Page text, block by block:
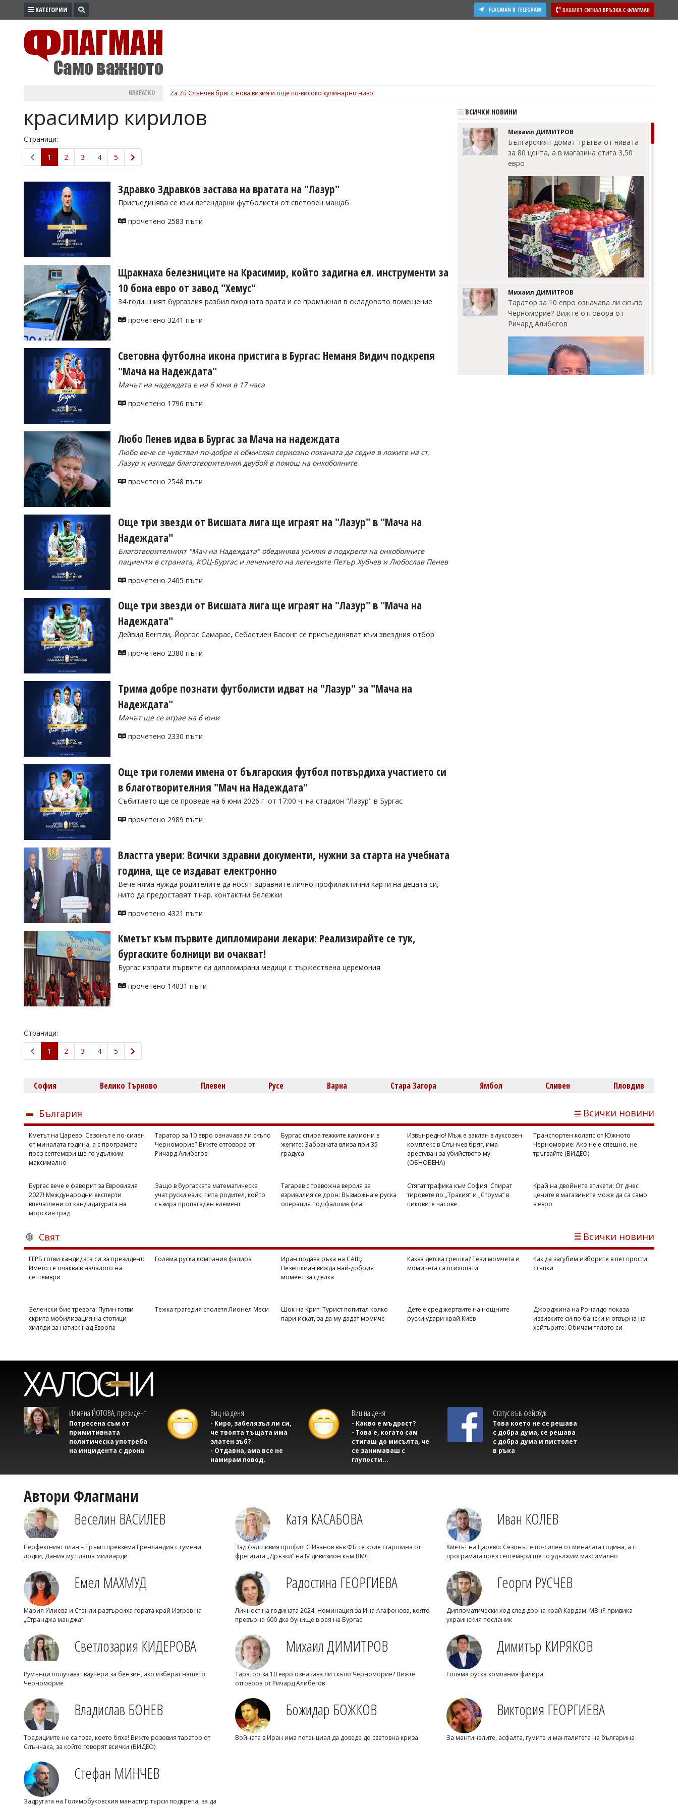
ПРОМО
ЗДРАВЕ
ПОЛИТИКА
ОБЩИНИ
ОБЩЕСТВО
ЛАЙФСТАЙЛ
РАЗСЛЕДВАНЕ
Управители:
Веселин
Василев,
v.vasilev@flagman.bg
k.kassabova@flagman.bg
Колев,
office@flagman.bg
Коментарите
статиите
въвеждат
читателите
отговорност
откриете
коментар,
сигнализирайте
КАТЕГОРИИ ВАШИЯТ СИГНАЛ ВРЪЗКА С ФЛАГМАН
FLAGMAN В TELEGRAM
НАКРАТКО Za Zú Слънчев бряг с нова визия и още по-високо кулинарно ниво
красимир кирилов
Страници:
1
2 3 4 5
Здравко Здравков застава на вратата на "Лазур"
Присъединява се към легендарни футболисти от световен мащаб
прочетено 2583 пъти
Щракнаха белезниците на Красимир, който задигна ел. инструменти за
10 бона евро от завод "Хемус"
34-годишният бургазлия разбил входната врата и се промъкнал в складовото помещение
прочетено 3241 пъти
Световна футболна икона пристига в Бургас: Неманя Видич подкрепя
"Мача на Надеждата"
Мачът на надеждата е на 6 юни в 17 часа
прочетено 1796 пъти
Любо Пенев идва в Бургас за Мача на надеждата
Любо вече се чувствал по-добре и обмислял сериозно поканата да седне в ложите на ст.
Лазур и изгледа благотворителния двубой в помощ на онкоболните
прочетено 2548 пъти
Още три звезди от Висшата лига ще играят на "Лазур" в "Мача на
Надеждата"
Благотворителният "Мач на Надеждата" обединява усилия в подкрепа на онкоболните
пациенти в страната, КОЦ-Бургас и лечението на легендите Петър Хубчев и Любослав Пенев
прочетено 2405 пъти
Още три звезди от Висшата лига ще играят на "Лазур" в "Мача на
Надеждата"
Дейвид Бентли, Йоргос Самарас, Себастиен Басонг се присъединяват към звездния отбор
прочетено 2380 пъти
Трима добре познати футболисти идват на "Лазур" за "Мача на
Надеждата"
Мачът ще се играе на 6 юни
прочетено 2330 пъти
Още три големи имена от българския футбол потвърдиха участието си
в благотворителния "Мач на Надеждата"
Събитието ще се проведе на 6 юни 2026 г. от 17:00 ч. на стадион "Лазур" в Бургас
прочетено 2989 пъти
Властта увери: Всички здравни документи, нужни за старта на учебната
година, ще се издават електронно
Вече няма нужда родителите да носят здравните лично профилактични карти на децата си,
нито да предоставят т.нар. контактни бележки
прочетено 4321 пъти
Кметът към първите дипломирани лекари: Реализирайте се тук,
бургаските болници ви очакват!
Бургас изпрати първите си дипломирани медици с тържествена церемония
прочетено 14031 пъти
Страници:
1
2 3 4 5
ВСИЧКИ НОВИНИ
Михаил ДИМИТРОВ
Българският домат тръгва от нивата
за 80 цента, а в магазина стига 3,50
евро
Михаил ДИМИТРОВ
Таратор за 10 евро означава ли скъпо
Черноморие? Вижте отговора от
Ричард Алибегов
гората край Изгрев на „Странджа
Каква детска грешка? Тези момчета и
момичета са психопати
операция под фалшив флаг
Как да загубим изборите в пет прости
стъпки
Емел МАХМУД
хиляди за натиск над Европа
София Велико Търново Плевен Русе Варна Стара Загора Ямбол Сливен Пловдив
България Всички новини
Кметът на Царево: Сезонът е по-силен
от миналата година, а с програмата
през септември ще го удължим
максимално
Таратор за 10 евро означава ли скъпо
Черноморие? Вижте отговора от
Ричард Алибегов
Бургас спира тежките камиони в
жегите: Забраната влиза при 35
градуса
Извънредно! Мъж е заклан в луксозен
комплекс в Слънчев бряг, има
арестуван за убийството му
(ОБНОВЕНА)
Транспортен колапс от Южното
Черноморие: Ако не е спешно, не
тръгвайте (ВИДЕО)
Бургас вече е фаворит за Евровизия
2027! Международни експерти
впечатлени от кандидатурата на
морския град
Защо в бургаската математическа
учат руски език, пита родител, който
съзира пропагаден елемент
Тагарев с тревожна версия за
взривилия се дрон: Възможна е руска
операция под фалшив флаг
Стягат трафика към София: Спират
тировете по „Тракия“ и „Струма“ в
пиковите часове
Край на двойните етикети: От днес
цените в магазините може да са само
в евро
Свят Всички новини
ГЕРБ готви кандидата си за президент:
Името се очаква в началото на
септември
Голяма руска компания фалира
Иран подава ръка на САЩ:
Пезешкиан вижда най-добрия
момент за сделка
Каква детска грешка? Тези момчета и
момичета са психопати
Как да загубим изборите в пет прости
стъпки
Зеленски бие тревога: Путин готви
скрита мобилизация на стотици
хиляди за натиск над Европа
Тежка трагедия сполетя Лионел Меси
Шок на Крит: Турист попитал колко
пари искат, за да му дадат момиче
Дете е сред жертвите на нощните
руски удари край Киев
Джорджина на Роналдо показа
извивките си по бански и отвърна на
хейтърите: Обичам тялото си
Илияна ЙОТОВА, президент
Потресена съм от
примитивната
политическа употреба
на инцидента с дрона
Виц на деня
- Киро, забелязъл ли си,
че твоята тъщата има
златен зъб?
- Отдавна, ама все не
намирам повод.
Виц на деня
- Какво е мъдрост?
- Това е, когато сам
стигаш до мисълта, че
се занимаваш с
глупости...
Статус във фейсбук
Това което не се решава
с добра дума, се решава
с добра дума и пистолет
в ръка
Автори Флагмани
Веселин ВАСИЛЕВ
Перфектният план – Тръмп превзема Гренландия с гумени
лодки, Дания му плаща милиарди
Катя КАСАБОВА
Зад фалшивия профил С.Иванов във ФБ се крие старшина от
фрегатата „Дръзки” на IV дивизион към ВМС
Иван КОЛЕВ
Кметът на Царево: Сезонът е по-силен от миналата година, а с
програмата през септември ще го удължим максимално
Емел МАХМУД
Мария Илиева и Стенли разтърсиха гората край Изгрев на
„Странджа манджа“
Радостина ГЕОРГИЕВА
Личност на годината 2024: Номинация за Ина Агафонова, която
превърна 600 дка бунище в рая на Бургас
Георги РУСЧЕВ
Дипломатически ход след дрона край Кардам: МВнР привика
украинския посланик
Светлозария КИДЕРОВА
Румънци получават ваучери за бензин, ако изберат нашето
Черноморие
Михаил ДИМИТРОВ
Таратор за 10 евро означава ли скъпо Черноморие? Вижте
отговора от Ричард Алибегов
Димитър КИРЯКОВ
Голяма руска компания фалира
Владислав БОНЕВ
Традициите не са това, което бяха! Вижте розовия таратор от
Слънчака, за който говорят всички (ВИДЕО)
Божидар БОЖКОВ
Войната в Иран има потенциал да доведе до световна криза
Виктория ГЕОРГИЕВА
За мантинелите, асфалта, гумите и манталитета на българина
Стефан МИНЧЕВ
Задругата на Голямобуковския манастир търси подкрепа, за да